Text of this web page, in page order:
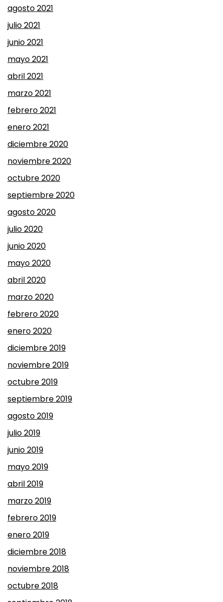
agosto 2021
julio 2021
junio 2021
mayo 2021
abril 2021
marzo 2021
febrero 2021
enero 2021
diciembre 2020
noviembre 2020
octubre 2020
septiembre 2020
agosto 2020
julio 2020
junio 2020
mayo 2020
abril 2020
marzo 2020
febrero 2020
enero 2020
diciembre 2019
noviembre 2019
octubre 2019
septiembre 2019
agosto 2019
julio 2019
junio 2019
mayo 2019
abril 2019
marzo 2019
febrero 2019
enero 2019
diciembre 2018
noviembre 2018
octubre 2018